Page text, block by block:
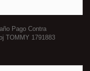
Pago Contra
TOMMY 1791883